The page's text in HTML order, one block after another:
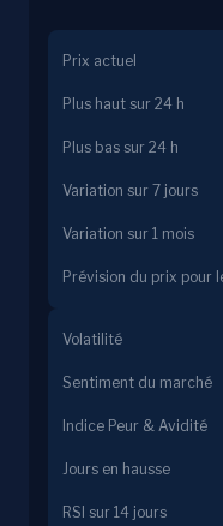
Prix actuel
Plus haut sur 24 h
Plus bas sur 24 h
Variation sur 7 jours
Variation sur 1 mois
Volatilité
Sentiment du marché
Indice Peur & Avidité
Jours en hausse
RSI sur 14 jours